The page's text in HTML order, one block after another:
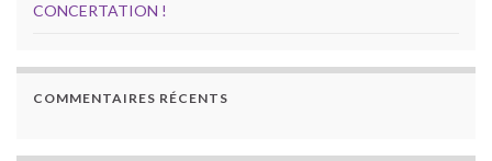
CONCERTATION !
COMMENTAIRES RÉCENTS